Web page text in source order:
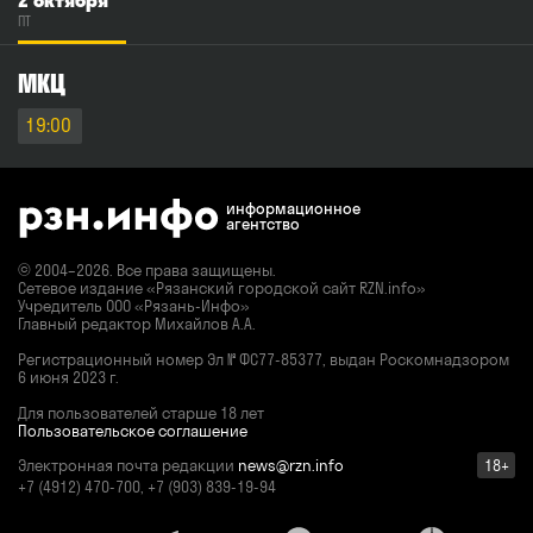
в шкафу». Спектакль наполнен музыкой, танцами
в постановке Наталии Гараниной, невероятными
зрителя. Актерский состав: Лиза Арзамасова Игорь Лифанов
Режиссёр
Жанры
Комедия, Драмспектакль
ПТ
МКЦ
19:00
информационное
агентство
© 2004–2026. Все права защищены.
Сетевое издание «Рязанский городской сайт RZN.info»
Учредитель ООО «Рязань-Инфо»
Главный редактор Михайлов А.А.
Регистрационный номер Эл № ФС77-85377, выдан Роскомнадзором
6 июня 2023 г.
Для пользователей старше 18 лет
Пользовательское соглашение
Электронная почта редакции news@rzn.info
18+
+7 (4912) 470-700, +7 (903) 839-19-94